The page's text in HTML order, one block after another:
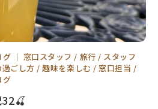
グ ｜ 窓口スタッフ 旅行
スタッフ
ごし方 趣味を楽しむ
窓口担当
グ